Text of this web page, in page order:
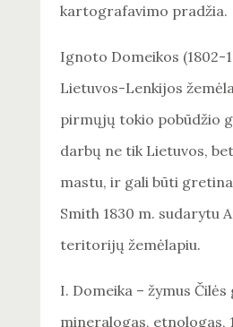
kartografavimo pradžia.
Ignoto Domeikos (1802-
Lietuvos-Lenkijos
pirmųjų tokio pobūdžio
darbų ne tik Lietuvos,
mastu, ir gali būti
Smith 1830 m. sudarytu
teritorijų žemėlapiu.
I. Domeika – žymus Čilės
mineralogas, etnologas,